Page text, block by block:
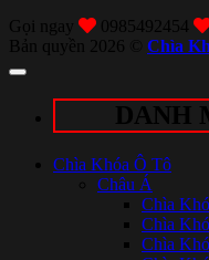
Gọi ngay
0985492454
Bản quyền 2026 © Chìa
DANH
Chìa Khóa Ô Tô
Châu Á
Chìa
Chìa
Chìa